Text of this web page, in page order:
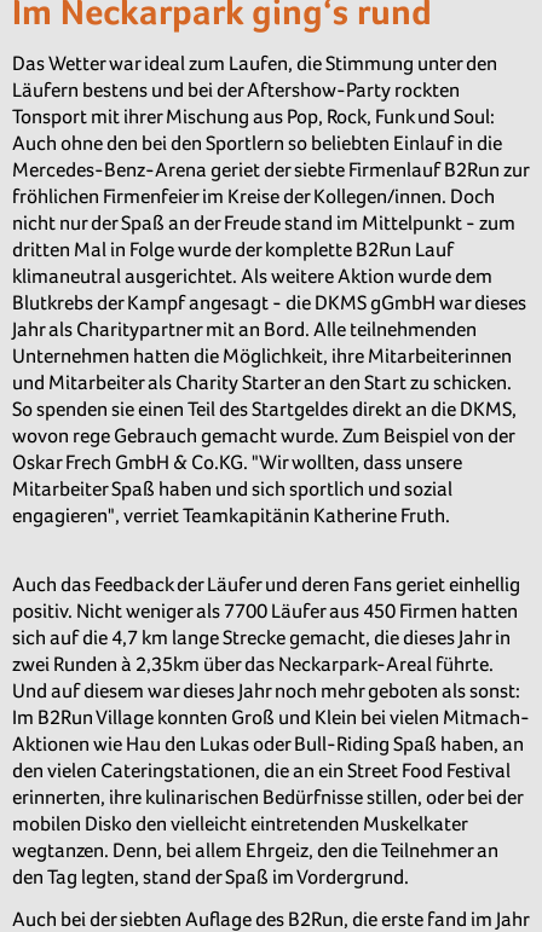
Im Neckarpark ging‘s rund
Das Wetter war ideal zum Laufen, die Stimmung unter den
Läufern bestens und bei der Aftershow-Party rockten
Tonsport mit ihrer Mischung aus Pop, Rock, Funk und Soul:
Auch ohne den bei den Sportlern so beliebten Einlauf in die
Mercedes-Benz-Arena geriet der siebte Firmenlauf B2Run zur
fröhlichen Firmenfeier im Kreise der Kollegen/innen. Doch
nicht nur der Spaß an der Freude stand im Mittelpunkt - zum
dritten Mal in Folge wurde der komplette B2Run Lauf
klimaneutral ausgerichtet. Als weitere Aktion wurde dem
Blutkrebs der Kampf angesagt - die DKMS gGmbH war dieses
Jahr als Charitypartner mit an Bord. Alle teilnehmenden
Unternehmen hatten die Möglichkeit, ihre Mitarbeiterinnen
und Mitarbeiter als Charity Starter an den Start zu schicken.
So spenden sie einen Teil des Startgeldes direkt an die DKMS,
wovon rege Gebrauch gemacht wurde. Zum Beispiel von der
Oskar Frech GmbH & Co.KG. "Wir wollten, dass unsere
Mitarbeiter Spaß haben und sich sportlich und sozial
engagieren", verriet Teamkapitänin Katherine Fruth.
Auch das Feedback der Läufer und deren Fans geriet einhellig
positiv. Nicht weniger als 7700 Läufer aus 450 Firmen hatten
sich auf die 4,7 km lange Strecke gemacht, die dieses Jahr in
zwei Runden à 2,35km über das Neckarpark-Areal führte.
Und auf diesem war dieses Jahr noch mehr geboten als sonst:
Im B2Run Village konnten Groß und Klein bei vielen Mitmach-
Aktionen wie Hau den Lukas oder Bull-Riding Spaß haben, an
den vielen Cateringstationen, die an ein Street Food Festival
erinnerten, ihre kulinarischen Bedürfnisse stillen, oder bei der
mobilen Disko den vielleicht eintretenden Muskelkater
wegtanzen. Denn, bei allem Ehrgeiz, den die Teilnehmer an
den Tag legten, stand der Spaß im Vordergrund.
Auch bei der siebten Auflage des B2Run, die erste fand im Jahr